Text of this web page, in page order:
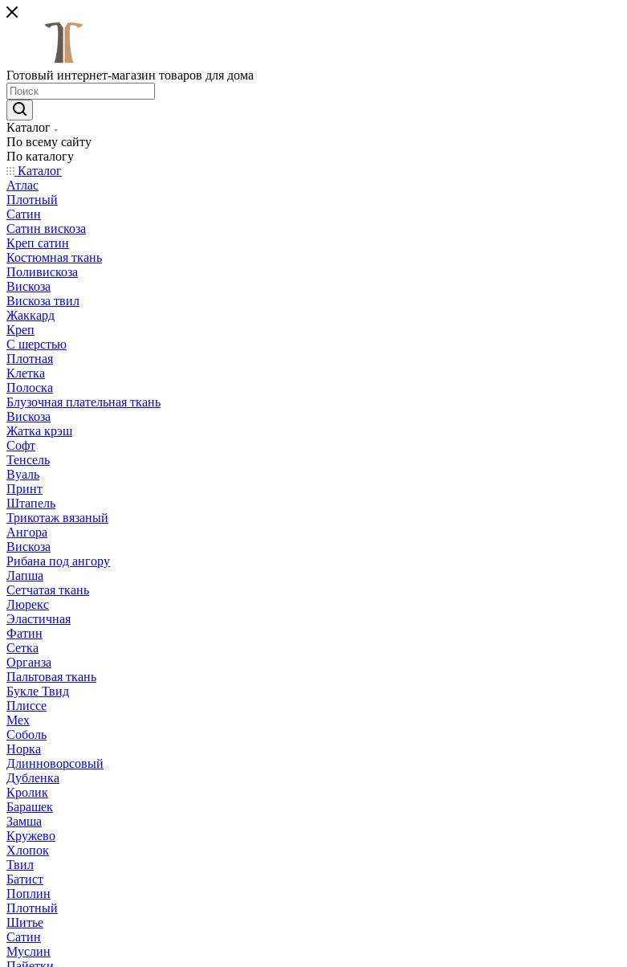
Готовый интернет-магазин товаров для дома
Каталог
По всему сайту
По каталогу
Каталог
Атлас
Плотный
Сатин
Сатин вискоза
Креп сатин
Костюмная ткань
Поливискоза
Вискоза
Вискоза твил
Жаккард
Креп
С шерстью
Плотная
Клетка
Полоска
Блузочная плательная ткань
Вискоза
Жатка крэш
Софт
Тенсель
Вуаль
Принт
Штапель
Трикотаж вязаный
Ангора
Вискоза
Рибана под ангору
Лапша
Сетчатая ткань
Люрекс
Эластичная
Фатин
Сетка
Органза
Пальтовая ткань
Букле Твид
Плиссе
Мех
Соболь
Норка
Длинноворсовый
Дубленка
Кролик
Барашек
Замша
Кружево
Хлопок
Твил
Батист
Поплин
Плотный
Шитье
Сатин
Муслин